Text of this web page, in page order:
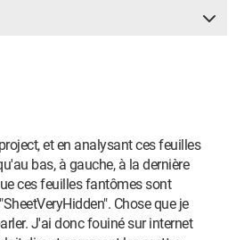
et en analysant ces feuilles
bas, à gauche, à la dernière
ces feuilles fantômes sont
Chose que je
J'ai donc fouiné sur internet